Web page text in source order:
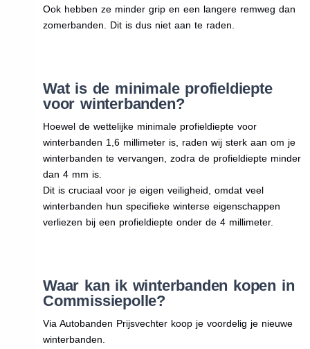
Ook hebben ze minder grip en een langere remweg dan
zomerbanden. Dit is dus niet aan te raden.
Wat is de minimale profieldiepte
voor winterbanden?
Hoewel de wettelijke minimale profieldiepte voor
winterbanden 1,6 millimeter is, raden wij sterk aan om je
winterbanden te vervangen, zodra de profieldiepte minder
dan 4 mm is.
Dit is cruciaal voor je eigen veiligheid, omdat veel
winterbanden hun specifieke winterse eigenschappen
verliezen bij een profieldiepte onder de 4 millimeter.
Waar kan ik winterbanden kopen in
Commissiepolle?
Via Autobanden Prijsvechter koop je voordelig je nieuwe
winterbanden.